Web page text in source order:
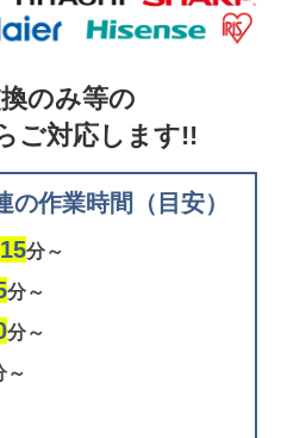
のみ等の
ご対応します!!
作業時間（目安）
15分～
分～
分～
～